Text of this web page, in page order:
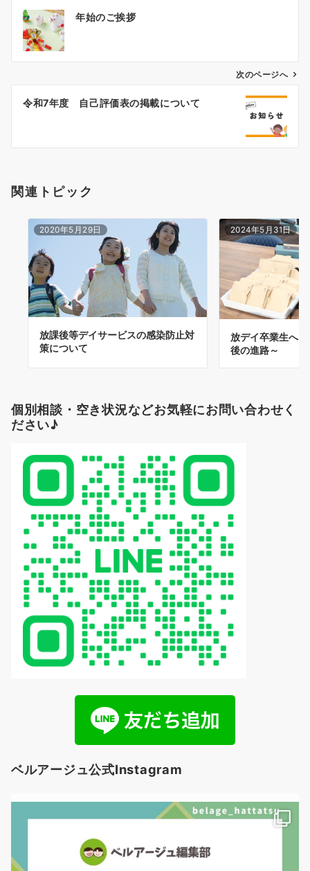
投
稿
ナ
ゲ
シ
ン
年始のご挨拶
次のページへ
令和7年度 自己評価表の掲載について
関連トピック
2020年5月29日
放課後等デイサービスの感染防止対
策について
2024年5月31日
放デイ卒業生へ
後の進路～
個別相談・空き状況などお気軽にお問い合わせく
ださい♪
ベルアージュ公式Instagram